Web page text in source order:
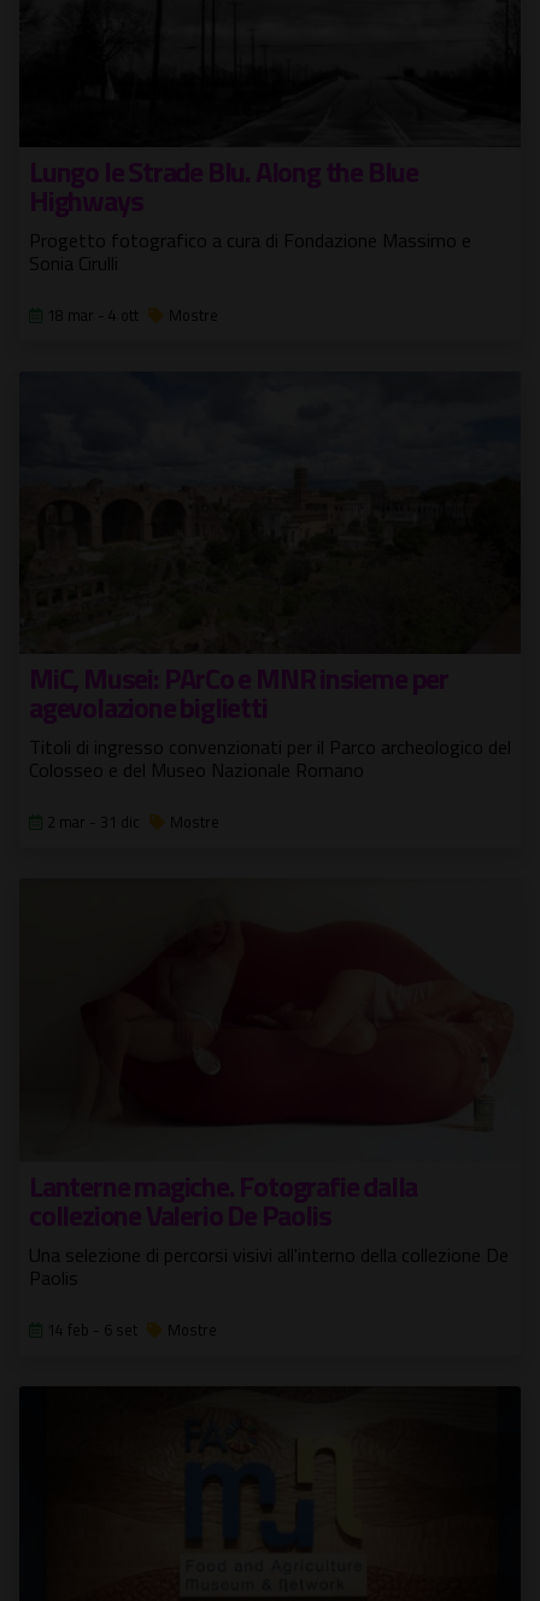
Lungo le Strade Blu. Along the Blue
Highways
Progetto fotografico a cura di Fondazione Massimo e
Sonia Cirulli
18 mar - 4 ott Mostre
MiC, Musei: PArCo e MNR insieme per
agevolazione biglietti
Titoli di ingresso convenzionati per il Parco archeologico del
Colosseo e del Museo Nazionale Romano
2 mar - 31 dic Mostre
Lanterne magiche. Fotografie dalla
collezione Valerio De Paolis
Una selezione di percorsi visivi all'interno della collezione De
Paolis
14 feb - 6 set Mostre